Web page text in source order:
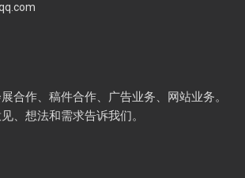
作、稿件合作、广告业务、网站业务。
想法和需求告诉我们。